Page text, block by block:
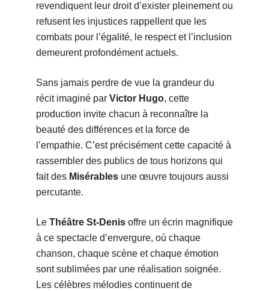
revendiquent leur droit d’exister pleinement ou
refusent les injustices rappellent que les
combats pour l’égalité, le respect et l’inclusion
demeurent profondément actuels.
Sans jamais perdre de vue la grandeur du
récit imaginé par Victor Hugo, cette
production invite chacun à reconnaître la
beauté des différences et la force de
l’empathie. C’est précisément cette capacité à
rassembler des publics de tous horizons qui
fait des Misérablesune œuvre toujours aussi
percutante.
Le Théâtre St-Denisoffre un écrin magnifique
à ce spectacle d’envergure, où chaque
chanson, chaque scène et chaque émotion
sont sublimées par une réalisation soignée.
Les célèbres mélodies continuent de